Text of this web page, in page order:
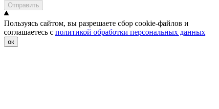
Отправить
Пользуясь сайтом, вы разрешаете сбор cookie-файлов и
соглашаетесь с политикой обработки персональных данных
ок